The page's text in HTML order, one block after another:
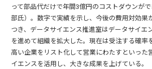
って部品代だけで年間3億円のコストダウンが
部氏）。数字で実績を示し、今後の費用対効果
つき、データサイエンス推進室はデータサイエ
を進めて組織を拡大した。現在は受注する確率
高い企業をリスト化して営業にわたすといった
イエンスを活用し、大きな成果を上げている。